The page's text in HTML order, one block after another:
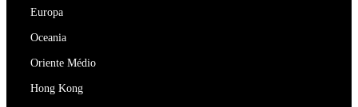
Europa
Oceania
Oriente Médio
Hong Kong